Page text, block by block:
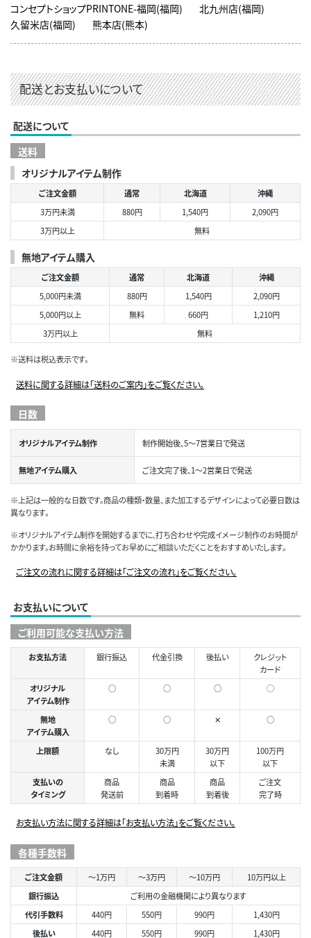
コンセプトショップPRINTONE-福岡(福岡)
北九州店(福岡)
久留米店(福岡)
熊本店(熊本)
配送とお支払いについて
配送について
送料
オリジナルアイテム制作
ご注文金額 通常 北海道
沖縄
3万円未満
880円 1,540円
2,090円
3万円以上
無料
無地アイテム購入
ご注文金額 通常 北海道
沖縄
5,000円未満
880円 1,540円
2,090円
5,000円以上
無料 660円
1,210円
3万円以上
無料
※送料は税込表示です。
送料に関する詳細は「送料のご案内」をご覧ください。
日数
オリジナルアイテム制作 制作開始後、5～7営業日で発送
無地アイテム購入 ご注文完了後、1～2営業日で発送
※上記は一般的な日数です。商品の種類・数量、また加工するデザインによって必要日数は
異なります。
※オリジナルアイテム制作を開始するまでに、打ち合わせや完成イメージ制作のお時間が
かかります。お時間に余裕を持ってお早めにご相談いただくことをおすすめいたします。
ご注文の流れに関する詳細は「ご注文の流れ」をご覧ください。
お支払いについて
ご利用可能な支払い方法
お支払方法 銀行振込 代金引換 後払い
クレジット
カード
オリジナル
アイテム制作
○ ○ ○ ◯
無地
アイテム購入
○ ○ ✕ ○
上限額 なし
30万円
未満
30万円
以下
100万円
以下
支払いの
タイミング
商品
発送前
商品
到着時
商品
到着後
ご注文
完了時
お支払い方法に関する詳細は「お支払い方法」をご覧ください。
各種手数料
ご注文金額 ～1万円 ～3万円 ～10万円
10万円以上
銀行振込
ご利用の金融機関により異なります
代引手数料
440円 550円 990円
1,430円
後払い
440円 550円 990円 1,430円